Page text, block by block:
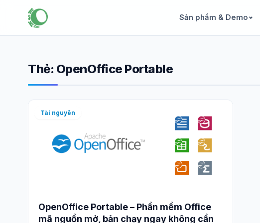
Sản phẩm & Demo
Thẻ: OpenOffice Portable
Tài nguyên
OpenOffice Portable – Phần mềm Office
mã nguồn mở, bản chạy ngay không cần